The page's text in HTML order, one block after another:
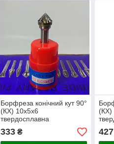
Борфреза конічний кут 90°
(КX) 10х5х6
твердосплавна
333₴
(КX)
427